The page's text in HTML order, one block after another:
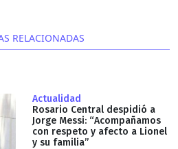
RELACIONADAS
Actualidad
Rosario Central despidió a
Jorge Messi: “Acompañamos
con respeto y afecto a Lionel
y su familia”